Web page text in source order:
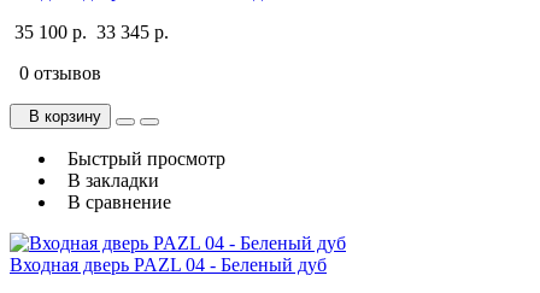
35 100 р. 33 345 р.
0 отзывов
В корзину
Быстрый просмотр
В закладки
В сравнение
Входная дверь PAZL 04 - Беленый дуб